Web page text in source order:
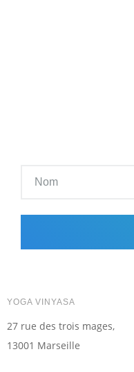
YOGA VINYASA
27 rue des trois mages,
13001 Marseille